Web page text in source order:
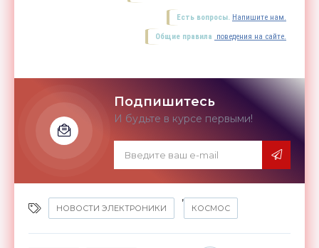
Есть вопросы. Напишите нам.
Общие правила поведения на сайте.
Подпишитесь
И будьте в курсе первыми!
НОВОСТИ ЭЛЕКТРОНИКИ
,
КОСМОС